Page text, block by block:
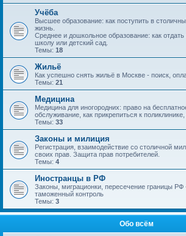
Учёба
Высшее образование: как поступить в
жизнь.
Среднее и дошкольное образование: как отдать
школу или детский сад.
Темы: 18
Жильё
Как успешно снять жильё в Москве - поиск,
Темы: 21
Медицина
Медицина для иногородних: право на
обслуживание, как прикрепиться к
Темы: 33
Законы и милиция
Регистрация, взаимодействие со столичной
своих прав. Защита прав потребителей.
Темы: 4
Иностранцы в РФ
Законы, миграционки, пересечение границы РФ
таможенный контроль
Темы: 3
Обо всём